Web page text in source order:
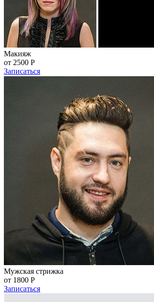
Макияж
от 2500 Р
Записаться
Мужская стрижка
от 1800 Р
Записаться